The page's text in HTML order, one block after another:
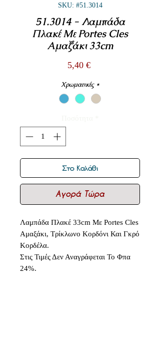
SKU: #51.3014
51.3014 - Λαμπάδα
Πλακέ Με Portes Cles
Αμαξάκι 33cm
5,40 €Τιμή
Χρωματικές *
Στο Καλάθι
Αγορά Τώρα
Λαμπάδα Πλακέ 33cm Με Portes Cles
Αμαξάκι, Τρίκλωνο Κορδόνι Και Γκρό
Κορδέλα.
Στις Τιμές Δεν Αναγράφεται Το Φπα
24%.